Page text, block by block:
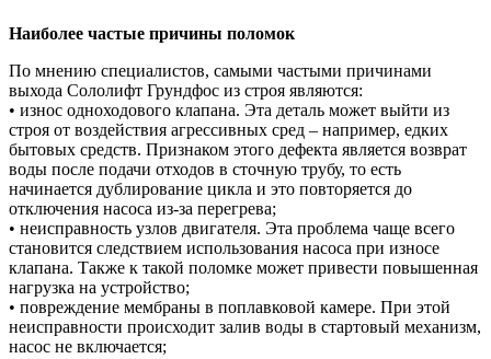
Наиболее частые причины поломок
По мнению специалистов, самыми частыми причинами
выхода Сололифт Грундфос из строя являются:
• износ одноходового клапана. Эта деталь может выйти из
строя от воздействия агрессивных сред – например, едких
бытовых средств. Признаком этого дефекта является возврат
воды после подачи отходов в сточную трубу, то есть
начинается дублирование цикла и это повторяется до
отключения насоса из-за перегрева;
• неисправность узлов двигателя. Эта проблема чаще всего
становится следствием использования насоса при износе
клапана. Также к такой поломке может привести повышенная
нагрузка на устройство;
• повреждение мембраны в поплавковой камере. При этой
неисправности происходит залив воды в стартовый механизм,
насос не включается;